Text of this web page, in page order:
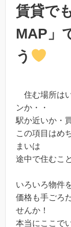
賃貸で
MAP」
う
住む場所は
ンか・・
駅か近いか・
この項目はめ
まいは
途中で住むこ
いろいろ物件
価格も手ごろ
せんか！
本当にここで